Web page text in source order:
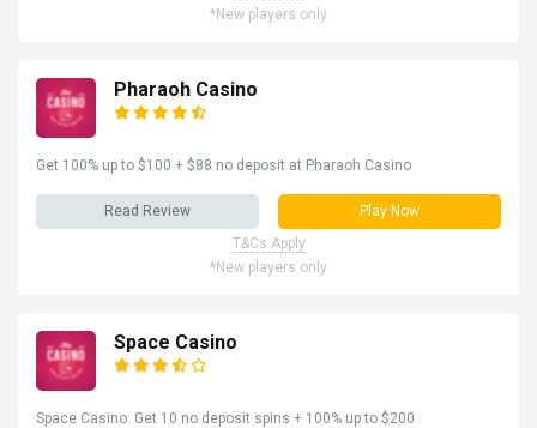
*New players only
Pharaoh Casino
Get 100% up to $100 + $88 no deposit at Pharaoh Casino
Read Review
Play Now
T&Cs Apply
*New players only
Space Casino
Space Casino: Get 10 no deposit spins + 100% up to $200